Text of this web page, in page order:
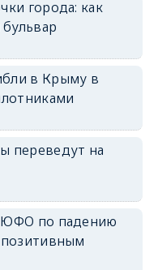
города: как
в Крыму в
переведут на
ЮФО по падению